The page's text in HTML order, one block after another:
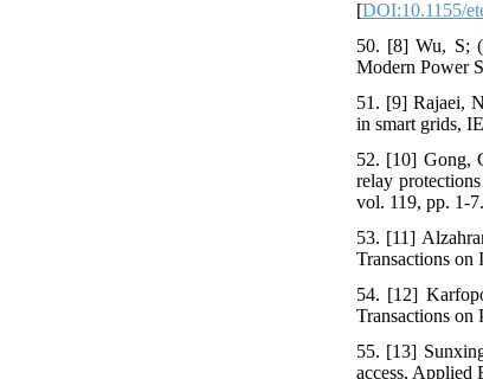
[DOI:10.1155/
50. [8] Wu, S;
Modern Power
51. [9] Rajaei,
in smart grids,
52. [10] Gong,
relay
vol. 119, pp. 1-7.
53. [11]
Transactions
54. [12]
Transactions on
55. [13]
access, Applied